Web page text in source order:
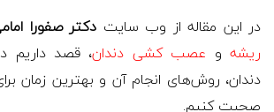
در این مقاله از وب سایت دکتر صفورا
ریشهو عصب کشی دندان، قصد داریم
دندان، روش‌های انجام آن و بهترین زمان
صحبت کنیم.